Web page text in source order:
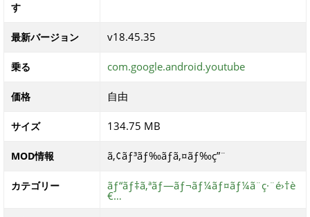
す
最新バージョン v18.45.35
乗る com.google.android.youtube
価格 自由
サイズ 134.75 MB
MOD情報 ã‚¢ãƒ³ãƒ‰ãƒ­ã‚¤ãƒ‰ç”¨
カテゴリー ãƒ“ãƒ‡ã‚ªãƒ—ãƒ¬ãƒ¼ãƒ¤ãƒ¼ã¨ç·¨é›†è
€…